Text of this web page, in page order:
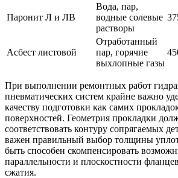
Паронит Л и ЛВ
Вода, пар,
водные солевые
растворы
Асбест листовой
Отработанный
пар, горячие
выхлопные газы
При выполнении ремонтных работ
пневматических систем крайне важно
качеству подготовки как самих
поверхностей. Геометрия прокладки
соответствовать контуру сопрягаемых
важен правильный выбор толщины
быть способен скомпенсировать
параллельности и плоскостности
сжатия.